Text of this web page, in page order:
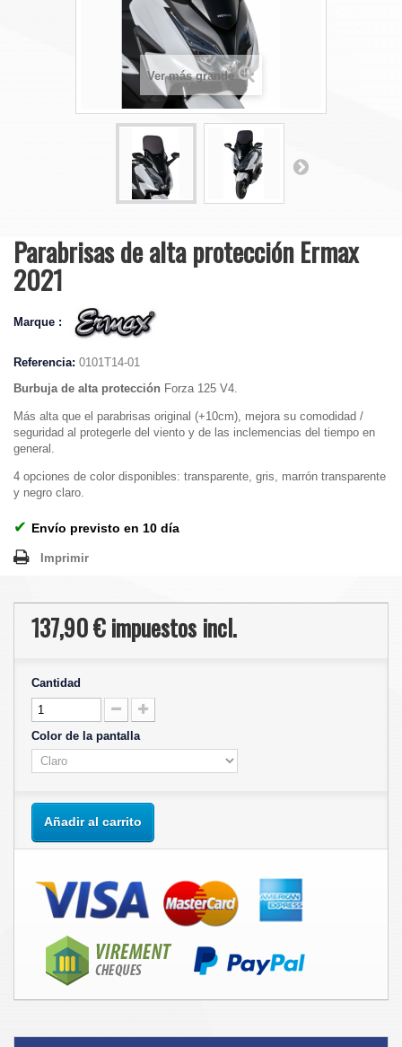
Ver más grande
Parabrisas de alta protección Ermax
2021
Marque :
Referencia: 0101T14-01
Burbuja de alta protección Forza 125 V4.
Más alta que el parabrisas original (+10cm), mejora su comodidad /
seguridad al protegerle del viento y de las inclemencias del tiempo en
general.
4 opciones de color disponibles: transparente, gris, marrón transparente
y negro claro.
✔ Envío previsto en 10 día
Imprimir
137,90 €impuestos incl.
Cantidad
Color de la pantalla
Añadir al carrito